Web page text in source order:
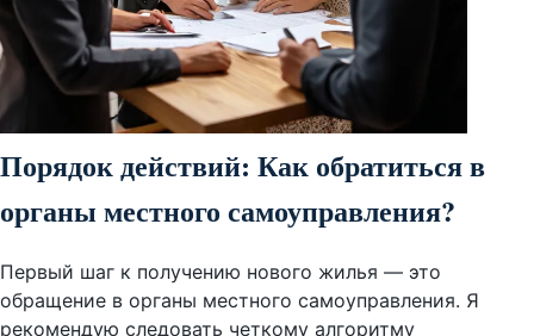
Порядок действий: Как обратиться в
органы местного самоуправления?
Первый шаг к получению нового жилья — это
обращение в органы местного самоуправления. Я
рекомендую следовать четкому алгоритму